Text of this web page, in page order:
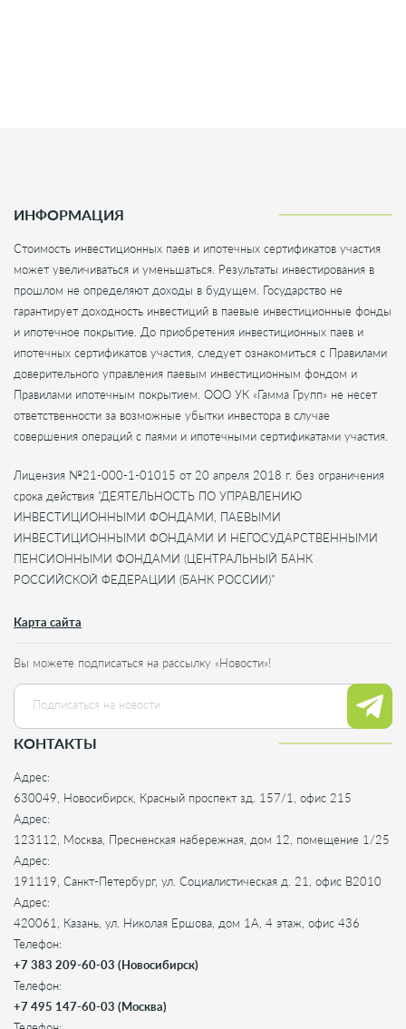
ИНФОРМАЦИЯ
Стоимость инвестиционных паев и ипотечных сертификатов участия
может увеличиваться и уменьшаться. Результаты инвестирования в
прошлом не определяют доходы в будущем. Государство не
гарантирует доходность инвестиций в паевые инвестиционные фонды
и ипотечное покрытие. До приобретения инвестиционных паев и
ипотечных сертификатов участия, следует ознакомиться с Правилами
доверительного управления паевым инвестиционным фондом и
Правилами ипотечным покрытием. ООО УК «Гамма Групп» не несет
ответственности за возможные убытки инвестора в случае
совершения операций с паями и ипотечными сертификатами участия.
Лицензия №21-000-1-01015 от 20 апреля 2018 г. без ограничения
срока действия "ДЕЯТЕЛЬНОСТЬ ПО УПРАВЛЕНИЮ
ИНВЕСТИЦИОННЫМИ ФОНДАМИ, ПАЕВЫМИ
ИНВЕСТИЦИОННЫМИ ФОНДАМИ И НЕГОСУДАРСТВЕННЫМИ
ПЕНСИОННЫМИ ФОНДАМИ (ЦЕНТРАЛЬНЫЙ БАНК
РОССИЙСКОЙ ФЕДЕРАЦИИ (БАНК РОССИИ)"
Карта сайта
Вы можете подписаться на рассылку «Новости»!
КОНТАКТЫ
Адрес:
630049, Новосибирск, Красный проспект зд. 157/1, офис 215
Адрес:
123112, Москва, Пресненская набережная, дом 12, помещение 1/25
Адрес:
191119, Санкт-Петербург, ул. Социалистическая д. 21, офис B2010
Адрес:
420061, Казань, ул. Николая Ершова, дом 1А, 4 этаж, офис 436
Телефон:
+7 383 209-60-03 (Новосибирск)
Телефон:
+7 495 147-60-03 (Москва)